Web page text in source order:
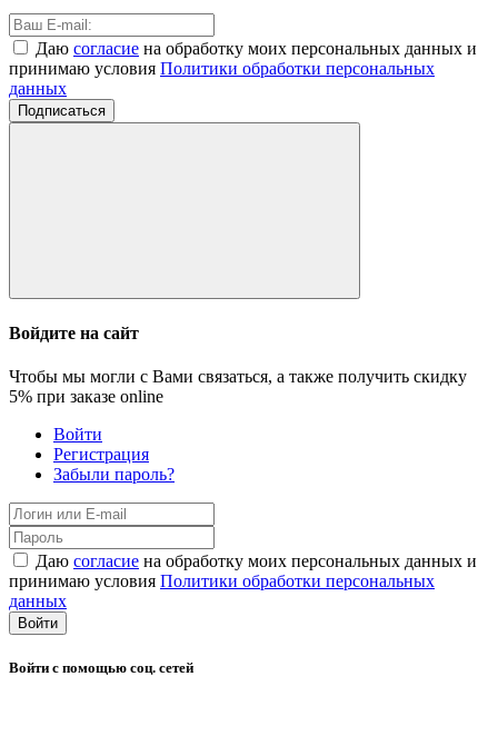
Даю согласие на обработку моих персональных данных и
принимаю условия Политики обработки персональных
данных
Подписаться
Войдите на сайт
Чтобы мы могли с Вами связаться, а также получить скидку
5% при заказе online
Войти
Регистрация
Забыли пароль?
Даю согласие на обработку моих персональных данных и
принимаю условия Политики обработки персональных
данных
Войти
Войти с помощью соц. сетей